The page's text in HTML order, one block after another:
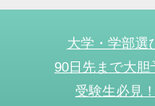
大学・学部選
90日先まで大
受験生必見